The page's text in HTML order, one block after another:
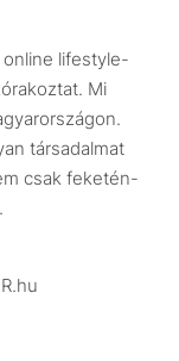
online lifestyle-
Mi
társadalmat
csak feketén-